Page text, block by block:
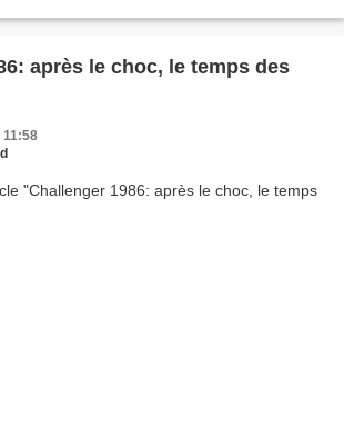
après le choc, le temps des
11:58